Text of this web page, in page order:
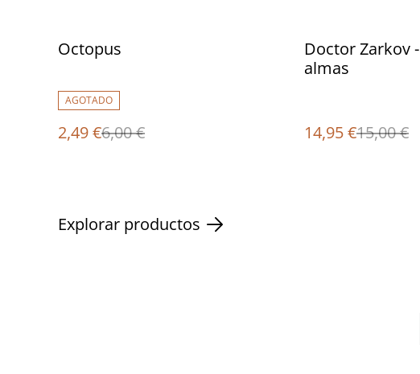
%
Octopus
AGOTADO
2,49 €6,00 €
%
Doctor Zarkov
almas
14,95 €15,00 €
Explorar productos